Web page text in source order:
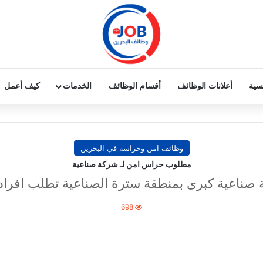
أعلانات الوظائف أقسام الوظائف الخدمات كيف أعمل
وظائف امن وحراسة في البحرين
مطلوب حراس امن لـ شركة صناعية
صناعية كبرى بمنطقة سترة الصناعية تطلب
698